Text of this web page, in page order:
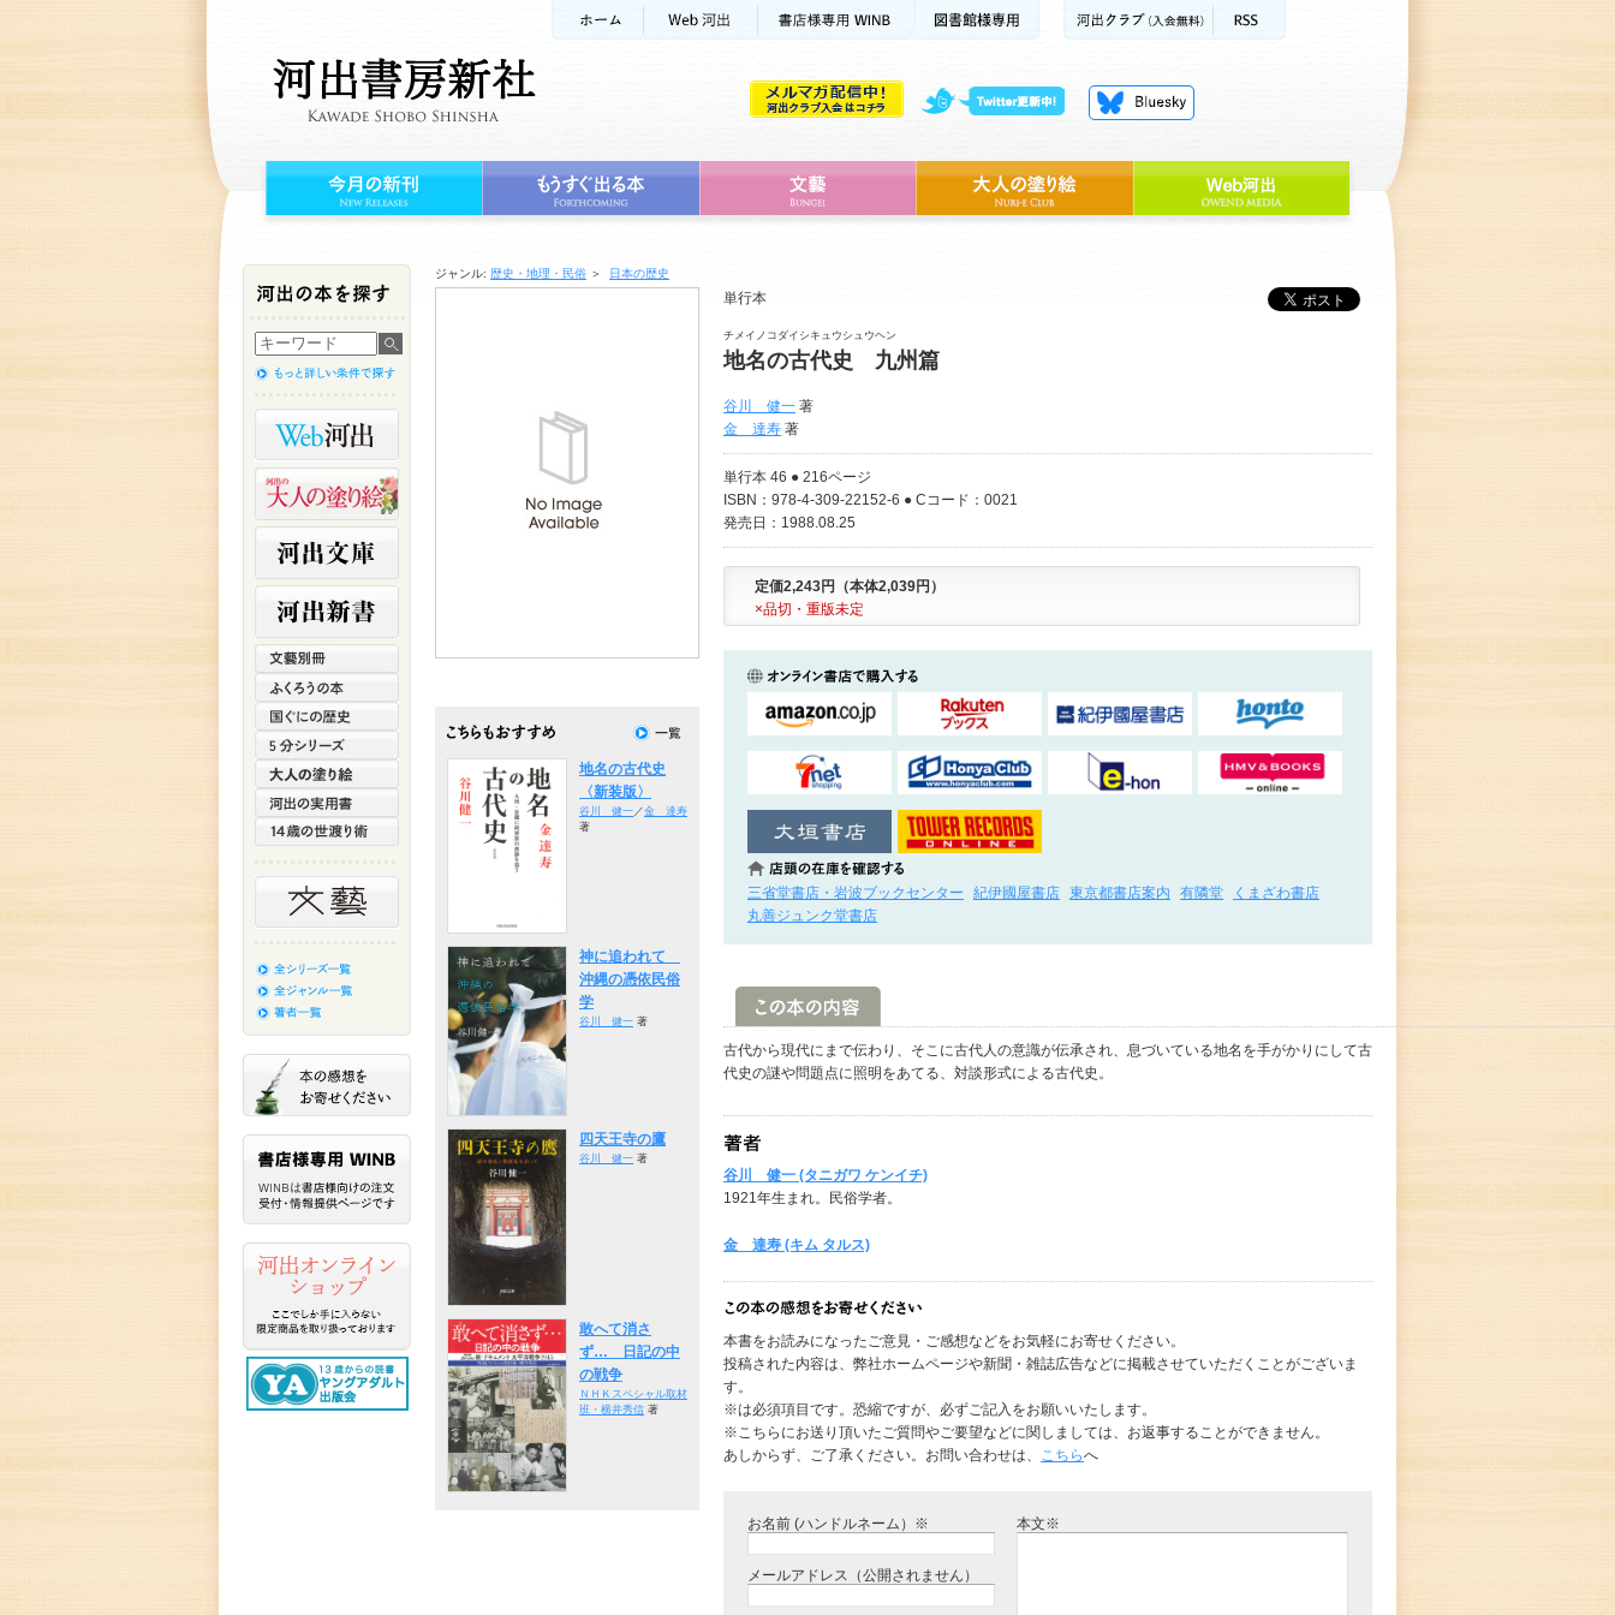
ジャンル: 歴史・地理・民俗 ＞ 日本の歴史
単行本
チメイノコダイシキュウシュウヘン
地名の古代史 九州篇
谷川 健一 著
金 達寿 著
単行本 46 ● 216ページ
ISBN：978-4-309-22152-6 ● Cコード：0021
発売日：1988.08.25
定価2,243円（本体2,039円）
×品切・重版未定
三省堂書店・岩波ブックセンター 紀伊國屋書店 東京都書店案内 有隣堂
くまざわ書店
丸善ジュンク堂書店
古代から現代にまで伝わり、そこに古代人の意識が伝承され、息づいている地名を手がかりにして古
代史の謎や問題点に照明をあてる、対談形式による古代史。
谷川 健一 (タニガワ ケンイチ)
1921年生まれ。民俗学者。
金 達寿 (キム タルス)
本書をお読みになったご意見・ご感想などをお気軽にお寄せください。
投稿された内容は、弊社ホームページや新聞・雑誌広告などに掲載させていただくことがございま
す。
※は必須項目です。恐縮ですが、必ずご記入をお願いいたします。
※こちらにお送り頂いたご質問やご要望などに関しましては、お返事することができません。
あしからず、ご了承ください。お問い合わせは、 こちらへ
お名前 (ハンドルネーム）※
メールアドレス（公開されません）
本文※
地名の古代史
〈新装版〉
谷川 健一／金 達寿
著
神に追われて
沖縄の憑依民俗
学
谷川 健一 著
四天王寺の鷹
谷川 健一 著
敢へて消さ
ず… 日記の中
の戦争
ＮＨＫスペシャル取材
班・横井秀信 著